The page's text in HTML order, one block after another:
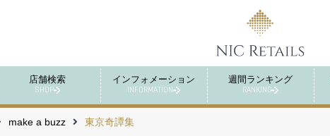
店舗検索
SHOP
インフォメーション
INFORMATION
週間ランキング
RANKING
make a buzz 東京奇譚集